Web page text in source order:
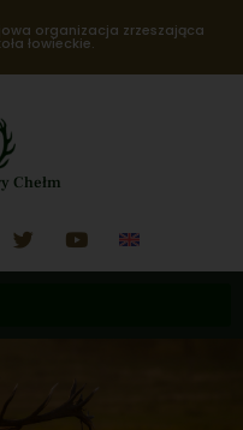
organizacja zrzeszająca
łowieckie.
Chełm